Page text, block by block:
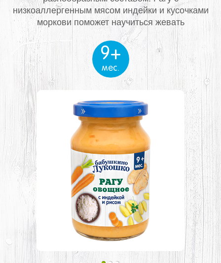
низкоаллергенным мясом индейки и кусочками
моркови поможет научиться жевать
9+
мес.